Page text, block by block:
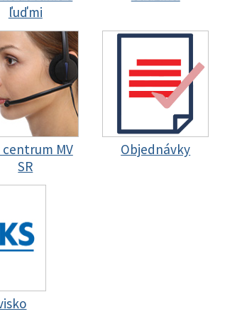
ľuďmi
centrum MV
SR
Objednávky